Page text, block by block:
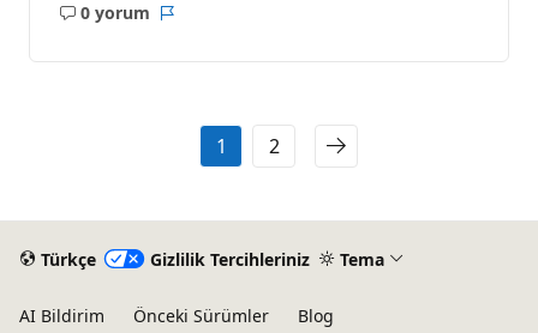
0 yorum
Açıklama
1 2
Türkçe Gizlilik Tercihleriniz Tema
AI Bildirim Önceki Sürümler Blog